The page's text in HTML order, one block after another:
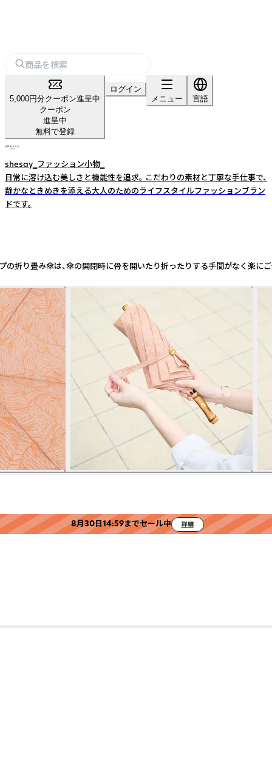
5,000円分クーポン進呈中
クーポン
進呈中
無料で登録
ログイン
メニュー
言語
shesay‗ファッション小物‗
日常に溶け込む美しさと機能性を追求。 こだわりの素材と丁寧な手仕事で、
静かなときめきを添える大人のためのライフスタイルファッションブラン
ドです。
み傘は、傘の開閉時に骨を開いたり折ったりする手間がなく楽
8月30日14:59までセール中 詳細